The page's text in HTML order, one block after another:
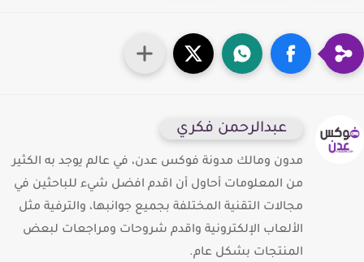
عبدالرحمن فكري
مدون ومالك مدونة فوكس عدن، في عالم يوجد به الكثير
من المعلومات أحاول أن اقدم افضل شيء للباحثين في
مجالات التقنية المختلفة بجميع جوانبها، والترفية مثل
الألعاب الإلكترونية واقدم شروحات ومراجعات لبعض
المنتجات بشكل عام.